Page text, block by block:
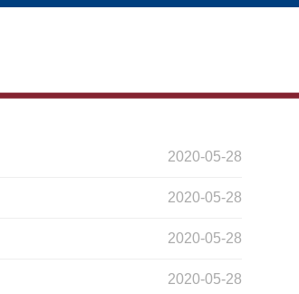
2020-05-28
2020-05-28
2020-05-28
2020-05-28